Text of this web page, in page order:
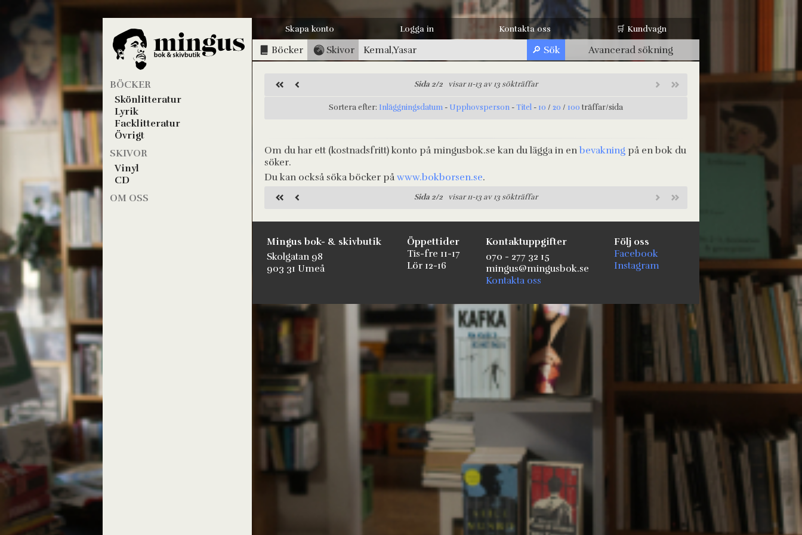
BÖCKER
Skönlitteratur
Lyrik
Facklitteratur
Övrigt
SKIVOR
Vinyl
CD
OM OSS
Skapa konto Logga in Kontakta oss 🛒 Kundvagn
Böcker Skivor Avancerad sökning
Sida 2/2 visar 11-13 av 13 sökträffar
Sortera efter: Inläggningsdatum - Upphovsperson -Titel - 10 / 20 / 100 träffar/sida
Om du har ett (kostnadsfritt) konto på mingusbok.se kan du lägga in enbevakning på en bok du
söker.
Du kan också söka böcker påwww.bokborsen.se.
Sida 2/2 visar 11-13 av 13 sökträffar
Mingus bok- & skivbutik
Skolgatan 98
903 31 Umeå
Öppettider
Tis-fre 11-17
Lör 12-16
Kontaktuppgifter
070 - 277 32 15
mingus@mingusbok.se
Kontakta oss
Följ oss
Facebook
Instagram